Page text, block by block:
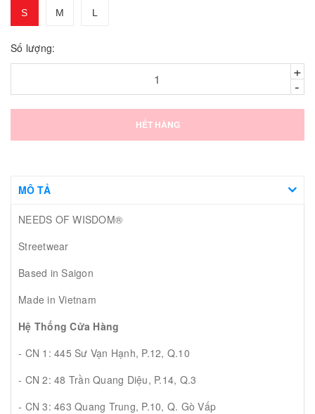
S M L
Số lượng:
+
-
HẾT HÀNG
MÔ TẢ
NEEDS OF WISDOM®
Streetwear
Based in Saigon
Made in Vietnam
Hệ Thống Cửa Hàng
- CN 1: 445 Sư Vạn Hạnh, P.12, Q.10
- CN 2: 48 Trần Quang Diệu, P.14, Q.3
- CN 3: 463 Quang Trung, P.10, Q. Gò Vấp